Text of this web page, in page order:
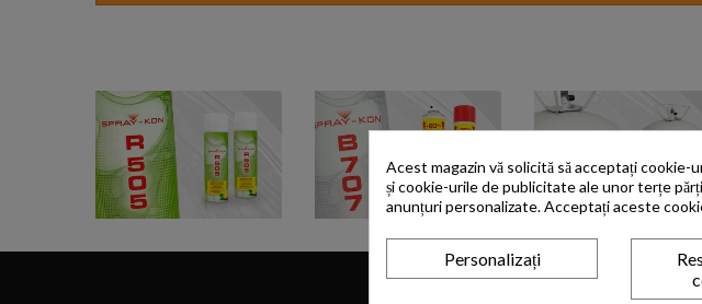
Acest magazin vă solicită să acceptați
și cookie-urile de publicitate ale unor terțe
anunțuri personalizate. Acceptați aceste
Personalizați